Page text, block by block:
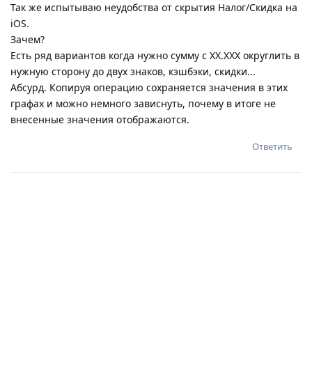
Так же испытываю неудобства от скрытия Налог/Скидка на
iOS.
Зачем?
Есть ряд вариантов когда нужно сумму с XX.XXX округлить в
нужную сторону до двух знаков, кэшбэки, скидки...
Абсурд. Копируя операцию сохраняется значения в этих
графах и можно немного зависнуть, почему в итоге не
внесенные значения отображаются.
Ответить